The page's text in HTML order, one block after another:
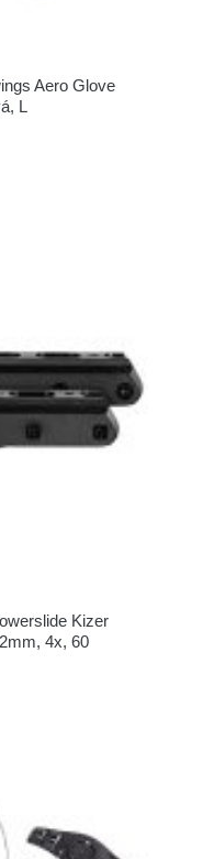
Aero Glove
L
Kizer
4x, 60